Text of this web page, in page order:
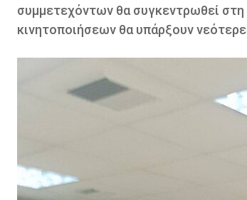
συμμετεχόντων θα συγκεντρωθεί
κινητοποιήσεων θα υπάρξουν